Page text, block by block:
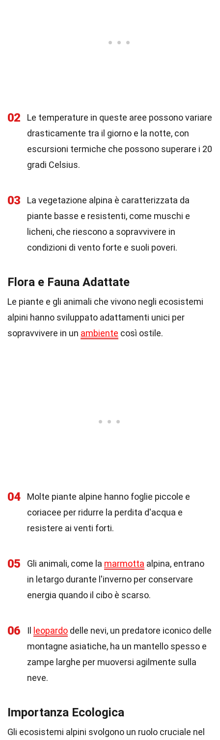
02
Le temperature in queste aree possono variare
drasticamente tra il giorno e la notte, con
escursioni termiche che possono superare i 20
gradi Celsius.
03
La vegetazione alpina è caratterizzata da
piante basse e resistenti, come muschi e
licheni, che riescono a sopravvivere in
condizioni di vento forte e suoli poveri.
Flora e Fauna Adattate
Le piante e gli animali che vivono negli ecosistemi
alpini hanno sviluppato adattamenti unici per
sopravvivere in un ambiente così ostile.
04
Molte piante alpine hanno foglie piccole e
coriacee per ridurre la perdita d'acqua e
resistere ai venti forti.
05 Gli animali, come la marmotta alpina, entrano
in letargo durante l'inverno per conservare
energia quando il cibo è scarso.
06 Il leopardo delle nevi, un predatore iconico delle
montagne asiatiche, ha un mantello spesso e
zampe larghe per muoversi agilmente sulla
neve.
Importanza Ecologica
Gli ecosistemi alpini svolgono un ruolo cruciale nel